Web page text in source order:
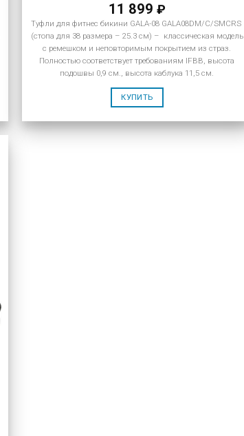
11 899 ₽
Туфли для фитнес бикини GALA-08 GALA08DM/C/SMCRS
(стопа для 38 размера – 25.3 см) – классическая модель
с ремешком и неповторимым покрытием из страз.
Полностью соответствует требованиям IFBB, высота
подошвы 0,9 см., высота каблука 11,5 см.
КУПИТЬ